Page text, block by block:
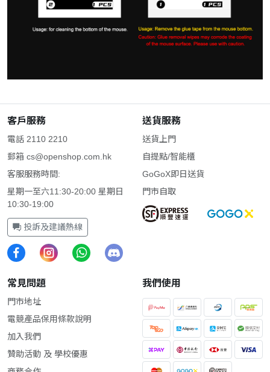
客戶服務
電話 2110 2210
郵箱 cs@openshop.com.hk
客服服務時間:
星期一至六11:30-20:00 星期日
10:30-19:00
投訴及建議熱線
送貨服務
送貨上門
自提點/智能櫃
GoGoX即日送貨
門市自取
常見問題
門市地址
電競產品保用條款說明
加入我們
贊助活動 及 學校優惠
我們使用